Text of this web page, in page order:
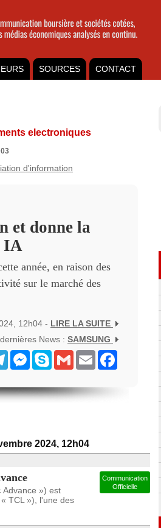
SOURCES CONTACT
electroniques
d'information
et donne la
IA
année, en raison des
sur le marché des
12h04 - LIRE LA SUITE
News : SAMSUNG
TelegramMessenger
Skype Gmail Email
2024, 12h04
Advance ») est
TCL »), l'une des
Communication
Officielle